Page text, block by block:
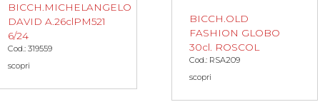
BICCH.MICHELANGELO
DAVID A.26clPM521
6/24
Cod.: 319559
scopri
BICCH.OLD
FASHION GLOBO
30cl. ROSCOL
Cod.: RSA209
scopri